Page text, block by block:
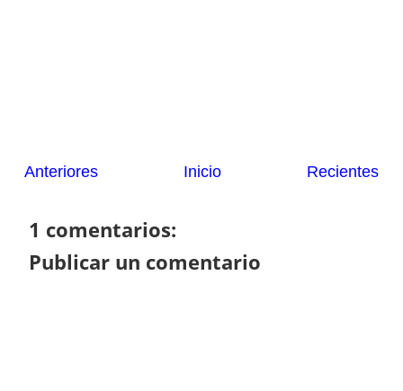
Recientes
Anteriores Inicio
1 comentarios:
Publicar un comentario